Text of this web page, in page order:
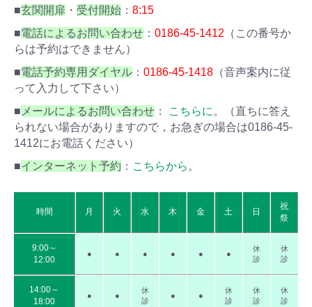
■玄関開扉 ・ 受付開始 ： 8:15
■電話によるお問い合わせ ： 0186-45-1412 （この番号か
らは予約はできません）
■電話予約専用ダイヤル ： 0186-45-1418 （音声案内に従
って入力して下さい）
■ メールによるお問い合わせ ： こちらに 。（直ちに答え
られない場合がありますので，お急ぎの場合は0186-45-
1412にお電話ください）
■インターネット予約 ： こちらから 。
時間 月 火 水 木 金 土 日
祝
祭
9:00～
12:00
● ● ● ● ● ●
休
診
休
診
14:00～
18:00
● ●
休
診
● ●
休
診
休
診
休
診